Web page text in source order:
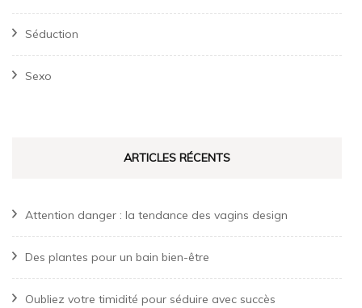
Séduction
Sexo
ARTICLES RÉCENTS
Attention danger : la tendance des vagins design
Des plantes pour un bain bien-être
Oubliez votre timidité pour séduire avec succès